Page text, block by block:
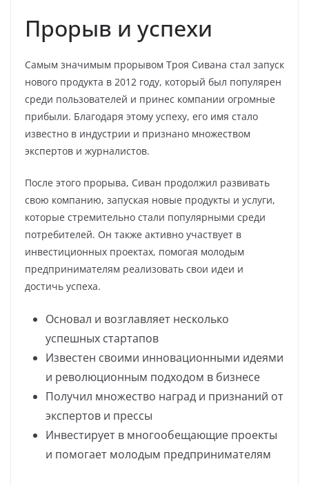
Прорыв и успехи
Самым значимым прорывом Троя Сивана стал запуск
нового продукта в 2012 году, который был популярен
среди пользователей и принес компании огромные
прибыли. Благодаря этому успеху, его имя стало
известно в индустрии и признано множеством
экспертов и журналистов.
После этого прорыва, Сиван продолжил развивать
свою компанию, запуская новые продукты и услуги,
которые стремительно стали популярными среди
потребителей. Он также активно участвует в
инвестиционных проектах, помогая молодым
предпринимателям реализовать свои идеи и
достичь успеха.
Основал и возглавляет несколько
успешных стартапов
Известен своими инновационными идеями
и революционным подходом в бизнесе
Получил множество наград и признаний от
экспертов и прессы
Инвестирует в многообещающие проекты
и помогает молодым предпринимателям